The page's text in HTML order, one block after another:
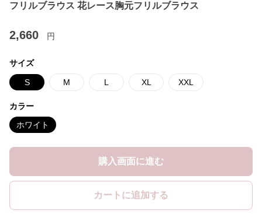
フリルブラウス 花レース胸元フリルブラウス
2,660 円
サイズ
S M L XL XXL
カラー
ホワイト
購入画面に進む
カートに追加する